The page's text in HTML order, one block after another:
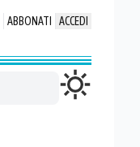
ABBONATI ACCEDI